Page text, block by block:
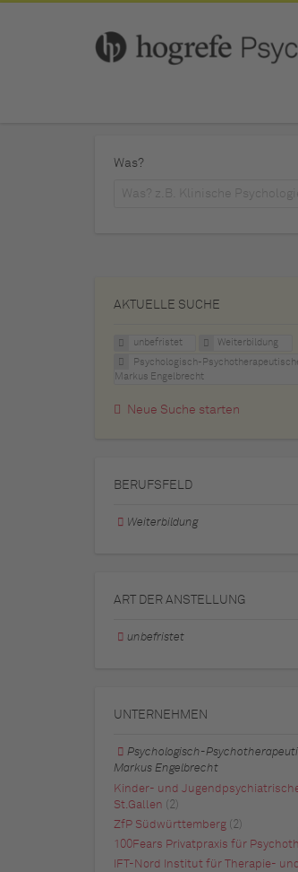
Was?
AKTUELLE SUCHE
unbefristet
Weiterbildung
Psychologisch-
Markus Engelbrecht
Neue Suche starten
BERUFSFELD
Weiterbildung
ART DER ANSTELLUNG
unbefristet
UNTERNEHMEN
Psychologisch-
Markus Engelbrecht
Kinder- und
St.Gallen (2)
ZfP Südwürttemberg (2)
100Fears Privatpraxis für
IFT-Nord Institut für Therapie- und